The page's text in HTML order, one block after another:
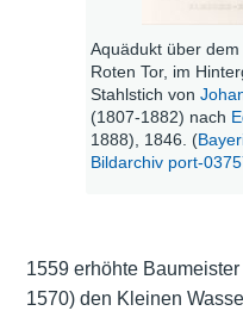
Aquädukt über
Roten Tor, im
Stahlstich von
(1807-1882) nach
1888), 1846. (
Bildarchiv port-
1559 erhöhte Baumeister
1570) den Kleinen